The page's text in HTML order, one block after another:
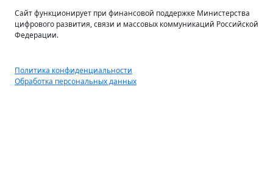
Сайт функционирует при финансовой поддержке Министерства
цифрового развития, связи и массовых коммуникаций Российской
Федерации.
Политика конфиденциальности
Обработка персональных данных